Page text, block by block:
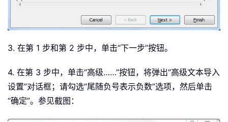
3. 在第 1 步和第 2 步中，单击“下一步”按钮。
4. 在第 3 步中，单击“高级……”按钮，将弹出“高级文本导入
设置”对话框；请勾选“尾随负号表示负数”选项，然后单击
“确定”。参见截图：